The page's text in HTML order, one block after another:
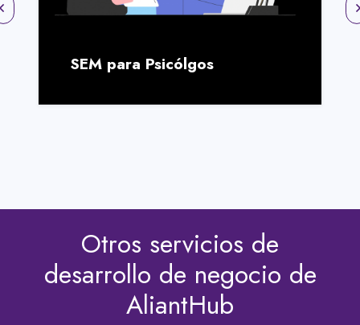
Otros servicios de
desarrollo de negocio de
AliantHub